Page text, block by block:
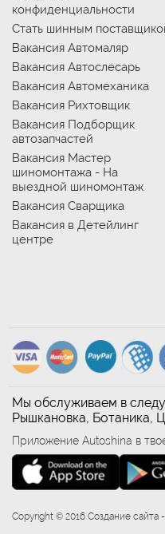
конфиденциальности
Стать шинным
Вакансия Автомаляр
Вакансия Автослесарь
Вакансия Автомеханика
Вакансия Рихтовщик
Вакансия Подборщик
автозапчастей
Вакансия Мастер
шиномонтажа - На
выездной шиномонтаж
Вакансия Сварщика
Вакансия в Детейлинг
центре
Мы обслуживаем в
Рышкановка, Ботаника,
Приложение Autoshina в
Copyright © 2016 Создание сайта